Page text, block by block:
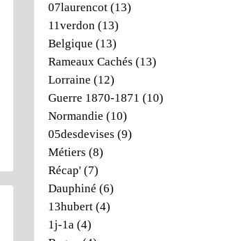
07laurencot (13)
11verdon (13)
Belgique (13)
Rameaux Cachés (13)
Lorraine (12)
Guerre 1870-1871 (10)
Normandie (10)
05desdevises (9)
Métiers (8)
Récap' (7)
Dauphiné (6)
13hubert (4)
1j-1a (4)